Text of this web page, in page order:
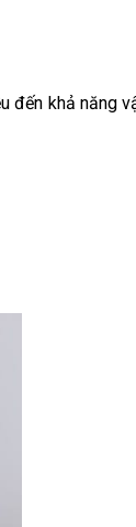
đến khả năng